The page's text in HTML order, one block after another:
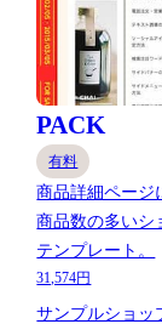
PACK
有料
商品詳細ページ
商品数の多いシ
テンプレート。
31,574円
サンプルショッ